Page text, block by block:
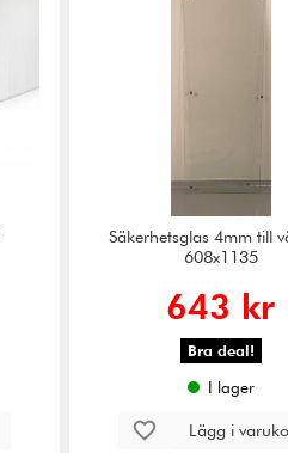
Säkerhetsglas 4mm till
608x1135
643 kr
Bra deal!
I lager
Lägg i